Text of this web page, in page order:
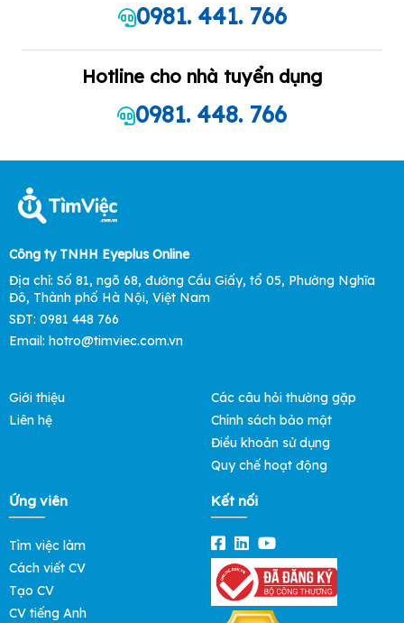
0981. 441. 766
Hotline cho nhà tuyển dụng
0981. 448. 766
Công ty TNHH Eyeplus Online
Địa chỉ: Số 81, ngõ 68, đường Cầu Giấy, tổ 05, Phường Nghĩa
Đô, Thành phố Hà Nội, Việt Nam
SĐT: 0981 448 766
Email: hotro@timviec.com.vn
Giới thiệu
Liên hệ
Các câu hỏi thường gặp
Chính sách bảo mật
Điều khoản sử dụng
Quy chế hoạt động
Ứng viên
Tìm việc làm
Cách viết CV
Tạo CV
CV tiếng Anh
Kết nối